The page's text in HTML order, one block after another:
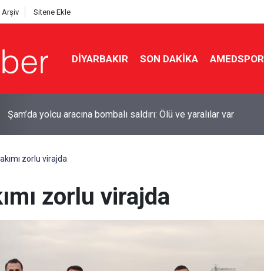
Arşiv Sitene Ekle
DIYARBAKIR SON DAKIKA AMEDSPOR
Diyarbakır’da sulama kanalına giren genç boğuldu
zorlu virajda
zorlu virajda